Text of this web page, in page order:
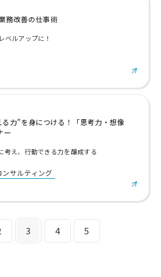
務改善の仕事術
ベルアップに！
力”を身につける！「思考力・想像
ー
考え、行動できる力を醸成する
サルティング
3 4 5